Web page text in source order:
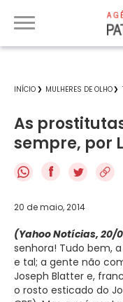
INÍCIO MULHERES DE OLHO
As
sempre, por
f
20 de maio, 2014
(Yahoo Notícias, 20/
senhora! Tudo bem,
e tal; a gente não
Joseph Blatter e,
o rosto esticado do